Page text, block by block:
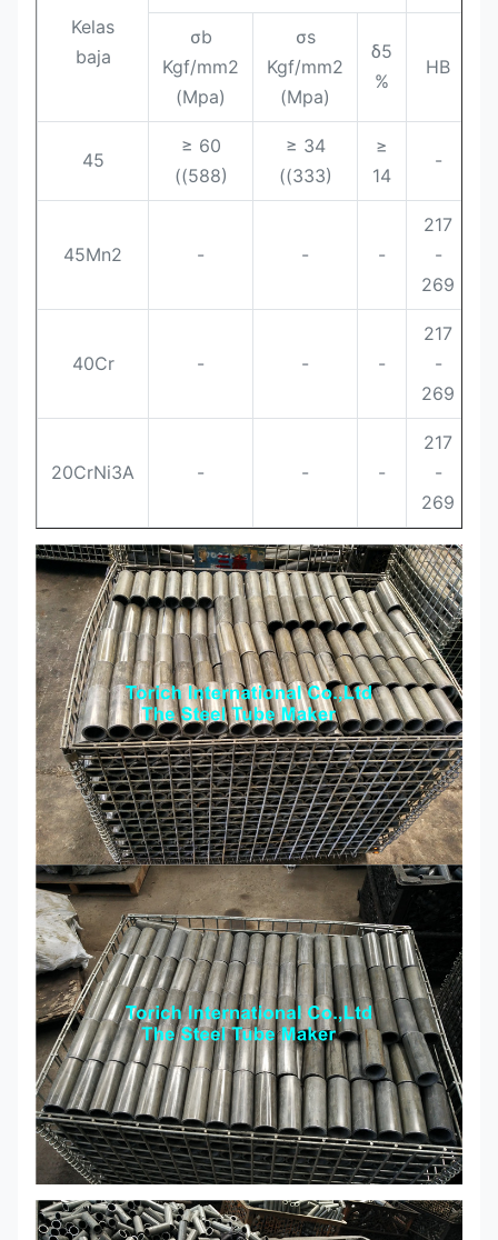
Kelas
baja
σb
Kgf/mm2
(Mpa)
σs
Kgf/mm2
(Mpa)
δ5
%
HB
45
≥ 60
((588)
≥ 34
((333)
≥
14
-
45Mn2 - - -
217
-
269
40Cr - - -
217
-
269
20CrNi3A - - -
217
-
269